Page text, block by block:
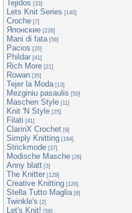
Tejidos [33]
Lets Knit Series [140]
Croche [7]
Японские [226]
Mani di fata [56]
Pacios [20]
Phildar [41]
Rich More [21]
Rowan [35]
Tejer la Moda [13]
Mezginiu pasaulis [50]
Maschen Style [11]
Knit 'N Style [25]
Filati [41]
ClarinX Crochet [9]
Simply Knitting [184]
Strickmode [37]
Modische Masche [28]
Anny blatt [3]
The Knitter [129]
Creative Knitting [126]
Stella Tutto Maglia [6]
Twinkle's [2]
Let's Knit! [56]